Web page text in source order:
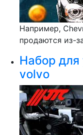
Например,
продаются из-
Набор для
volvo